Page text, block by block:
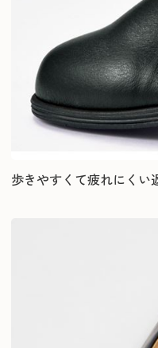
歩きやすくて疲れにくい